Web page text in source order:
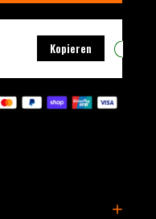
Kopieren